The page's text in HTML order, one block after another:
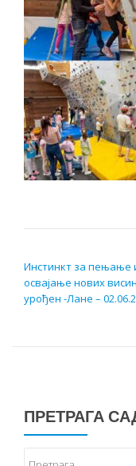
Инстинкт за пењање
освајање нових
урођен -Лане –
ПРЕТРАГА